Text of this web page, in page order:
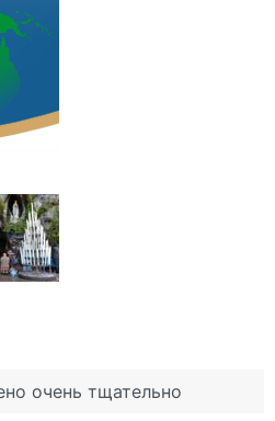
очень тщательно